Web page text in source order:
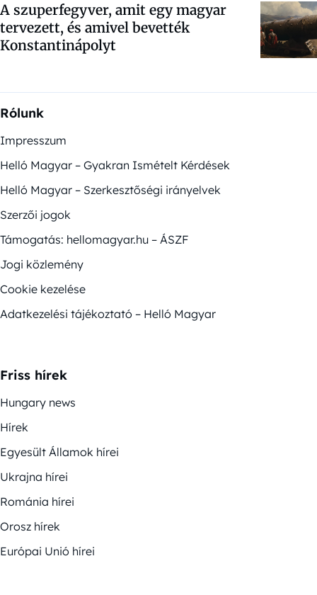
A szuperfegyver, amit egy magyar
tervezett, és amivel bevették
Konstantinápolyt
Rólunk
Impresszum
Helló Magyar – Gyakran Ismételt Kérdések
Helló Magyar – Szerkesztőségi irányelvek
Szerzői jogok
Támogatás: hellomagyar.hu – ÁSZF
Jogi közlemény
Cookie kezelése
Adatkezelési tájékoztató – Helló Magyar
Friss hírek
Hungary news
Hírek
Egyesült Államok hírei
Ukrajna hírei
Románia hírei
Orosz hírek
Európai Unió hírei